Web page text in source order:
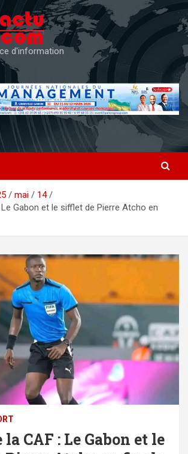
d'information
mai
14
Gabon et le sifflet de Pierre Atcho en
la CAF : Le Gabon et le